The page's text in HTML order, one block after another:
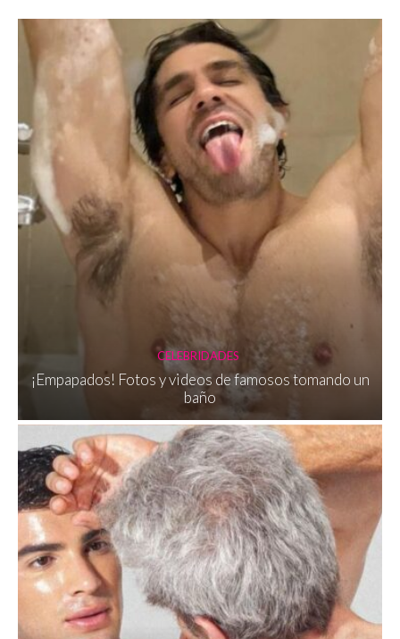
CELEBRIDADES
¡Empapados! Fotos y videos de famosos tomando un
baño